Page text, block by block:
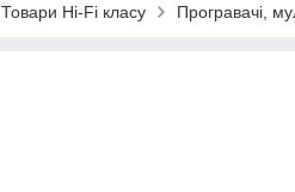
Товари Hi-Fi класу Програвачі,